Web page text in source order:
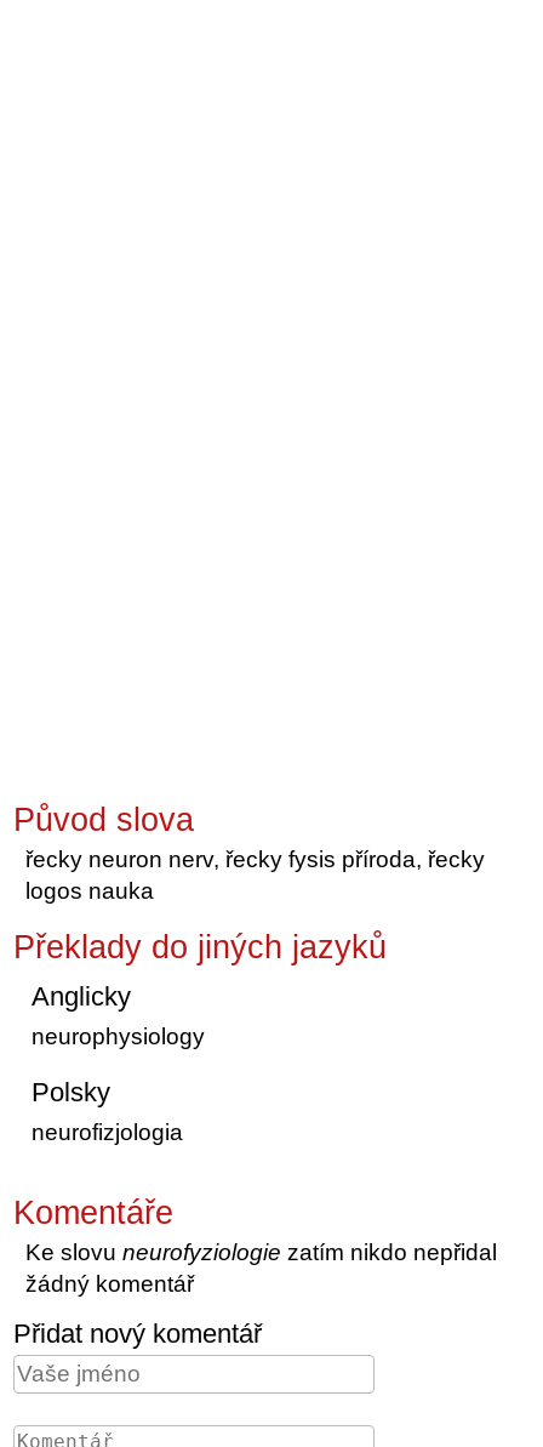
Původ slova
řecky neuron nerv, řecky fysis příroda, řecky
logos nauka
Překlady do jiných jazyků
Anglicky
neurophysiology
Polsky
neurofizjologia
Komentáře
Ke slovuneurofyziologie zatím nikdo nepřidal
žádný komentář
Přidat nový komentář